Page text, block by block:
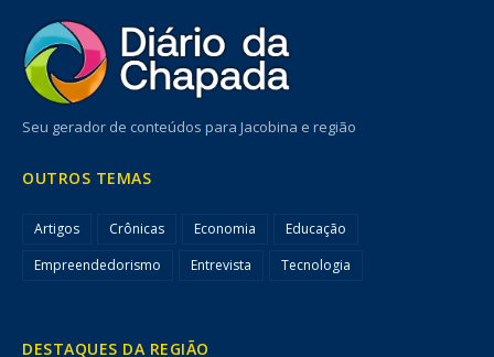
Seu gerador de conteúdos para Jacobina e região
OUTROS TEMAS
Artigos Crônicas Economia
Educação
Empreendedorismo
Entrevista Tecnologia
DESTAQUES DA REGIÃO